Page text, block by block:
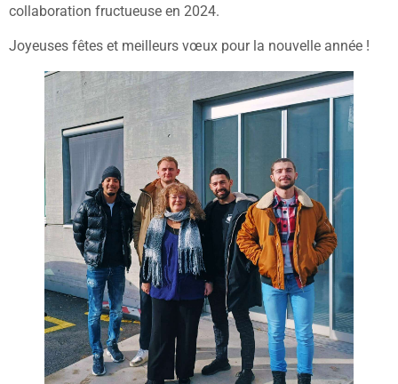
collaboration fructueuse en 2024.
Joyeuses fêtes et meilleurs vœux pour la nouvelle année !